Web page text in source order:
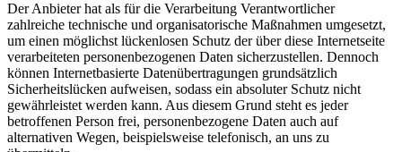
Der Anbieter hat als für die Verarbeitung Verantwortlicher
zahlreiche technische und organisatorische Maßnahmen umgesetzt,
um einen möglichst lückenlosen Schutz der über diese Internetseite
verarbeiteten personenbezogenen Daten sicherzustellen. Dennoch
können Internetbasierte Datenübertragungen grundsätzlich
Sicherheitslücken aufweisen, sodass ein absoluter Schutz nicht
gewährleistet werden kann. Aus diesem Grund steht es jeder
betroffenen Person frei, personenbezogene Daten auch auf
alternativen Wegen, beispielsweise telefonisch, an uns zu